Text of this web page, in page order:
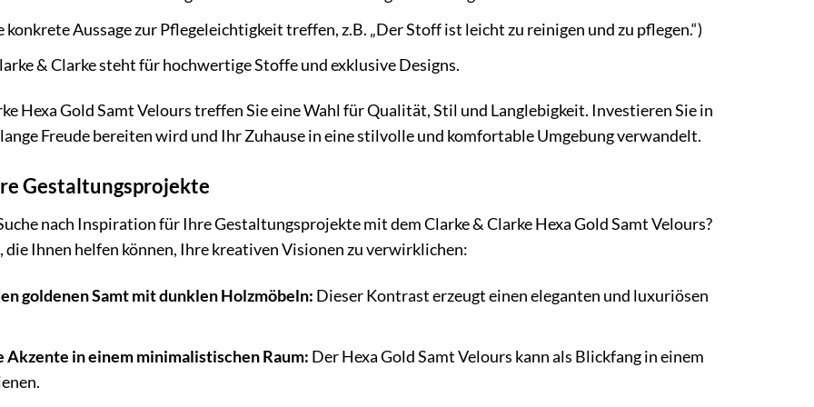
Aussage zur Pflegeleichtigkeit treffen, z.B. „Der Stoff ist leicht zu reinigen und zu pflegen.“)
& Clarke steht für hochwertige Stoffe und exklusive Designs.
Hexa Gold Samt Velours treffen Sie eine Wahl für Qualität, Stil und Langlebigkeit. Investieren Sie in
Freude bereiten wird und Ihr Zuhause in eine stilvolle und komfortable Umgebung verwandelt.
Gestaltungsprojekte
nach Inspiration für Ihre Gestaltungsprojekte mit dem Clarke & Clarke Hexa Gold Samt Velours?
die Ihnen helfen können, Ihre kreativen Visionen zu verwirklichen:
goldenen Samt mit dunklen Holzmöbeln: Dieser Kontrast erzeugt einen eleganten und luxuriösen
Akzente in einem minimalistischen Raum: Der Hexa Gold Samt Velours kann als Blickfang in einem